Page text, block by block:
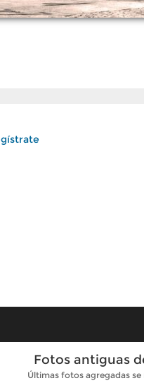
Fotos antiguas
Últimas fotos agregadas